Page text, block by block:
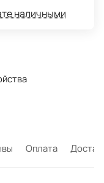
наличными
Оплата